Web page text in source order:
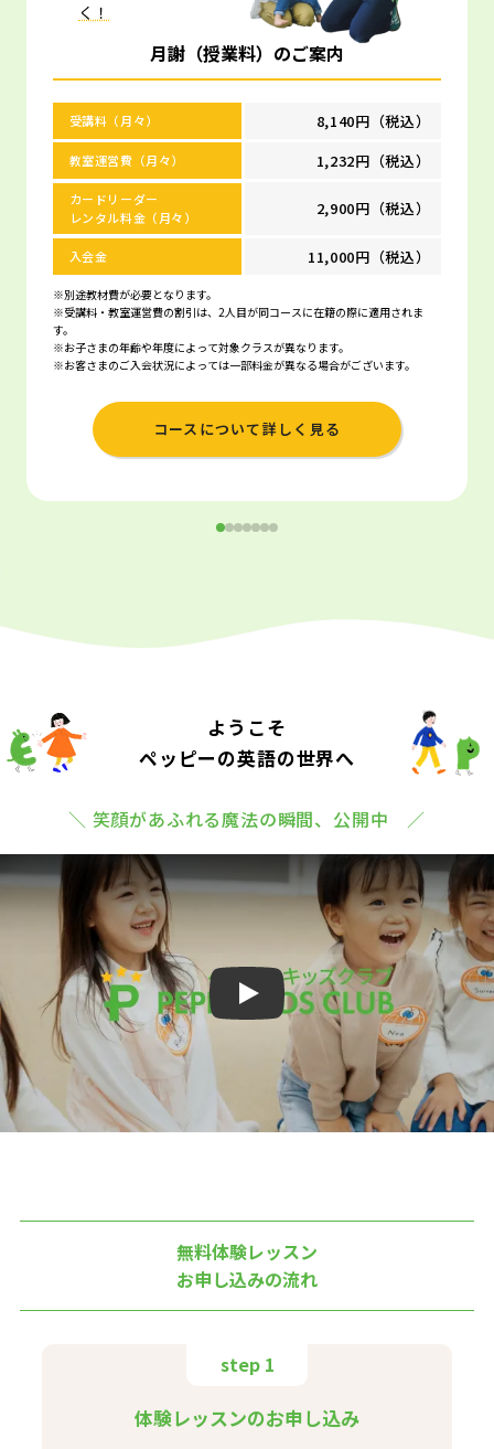
く！
月謝（授業料）のご案内
受講料（月々） 8,140円（税込）
教室運営費（月々） 1,232円（税込）
カードリーダー
レンタル料金（月々）
2,900円（税込）
入会金 11,000円（税込）
※別途教材費が必要となります。
※受講料・教室運営費の割引は、2人目が同コースに在籍の際に適用されま
す。
※お子さまの年齢や年度によって対象クラスが異なります。
※お客さまのご入会状況によっては一部料金が異なる場合がございます。
コースについて詳しく見る
ようこそ
ペッピーの英語の世界へ
＼ 笑顔があふれる魔法の瞬間、公開中 ／
Play
無料体験レッスン
お申し込みの流れ
step 1
体験レッスンのお申し込み